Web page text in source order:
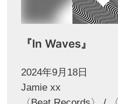
『In Waves』
2024年9月18日
Jamie xx